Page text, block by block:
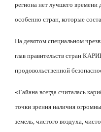
региона нет лучшего времени
особенно стран, которые
На девятом специальном
глав правительств стран
продовольственной
«Гайана всегда считалась
точки зрения наличия
земель, чистого воздуха,